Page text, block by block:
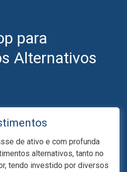
para
Alternativos
de ativo e com profunda
alternativos, tanto no
tendo investido por diversos